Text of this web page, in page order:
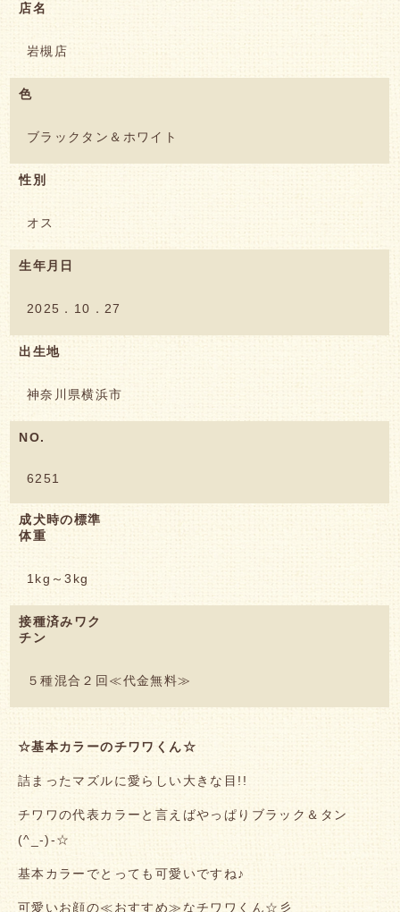
店名
岩槻店
色
ブラックタン＆ホワイト
性別
オス
生年月日
2025．10．27
出生地
神奈川県横浜市
NO.
6251
成犬時の標準
体重
1kg～3kg
接種済みワク
チン
５種混合２回≪代金無料≫
☆基本カラーのチワワくん☆
詰まったマズルに愛らしい大きな目!!
チワワの代表カラーと言えばやっぱりブラック＆タン
(^_-)-☆
基本カラーでとっても可愛いですね♪
可愛いお顔の≪おすすめ≫なチワワくん☆彡